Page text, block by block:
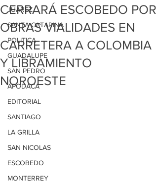
JUAREZ
SANTA CATARINA
POLITICA
GUADALUPE
SAN PEDRO
APODACA
EDITORIAL
SANTIAGO
LA GRILLA
SAN NICOLAS
ESCOBEDO
MONTERREY
CERRARÁ ESCOBEDO POR
OBRAS VIALIDADES EN
CARRETERA A COLOMBIA
Y LIBRAMIENTO
NOROESTE